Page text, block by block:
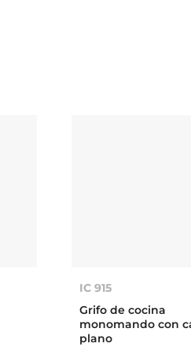
IC 915
Grifo de cocina
monomando con
plano